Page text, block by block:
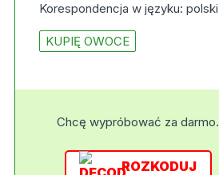
Korespondencja w języku: polski
KUPIĘ OWOCE
Chcę wypróbować za darmo.
ROZKODUJ